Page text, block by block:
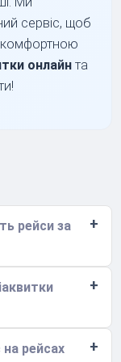
сервіс, щоб
онлайн та
рейси за
на рейсах